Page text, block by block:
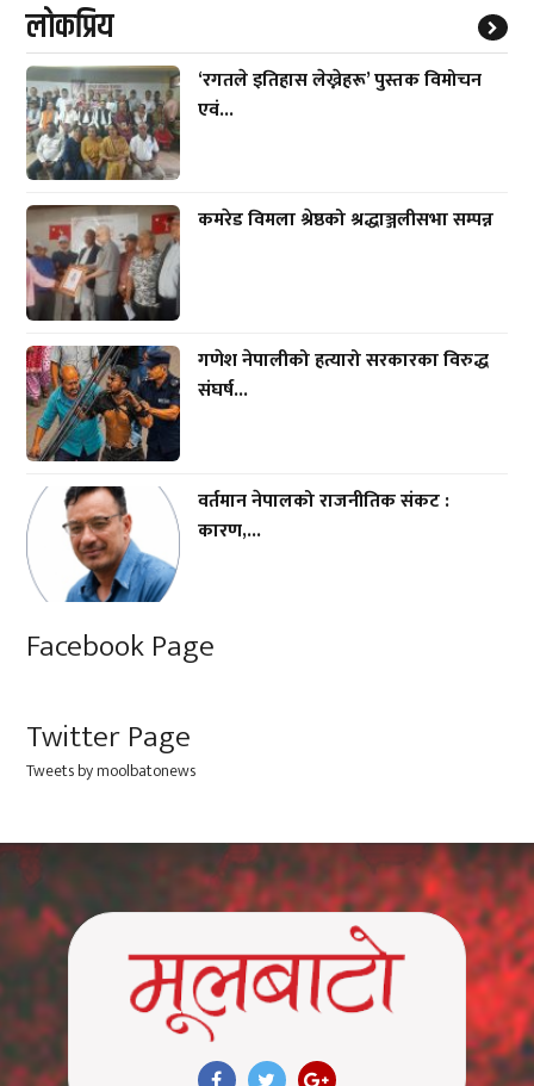
लाेकप्रिय
‘रगतले इतिहास लेख्नेहरू’ पुस्तक विमोचन
एवं...
कमरेड विमला श्रेष्ठको श्रद्धाञ्जलीसभा सम्पन्न
गणेश नेपालीको हत्यारो सरकारका विरुद्ध
संघर्ष...
वर्तमान नेपालको राजनीतिक संकट :
कारण,...
Facebook Page
Twitter Page
Tweets by moolbatonews